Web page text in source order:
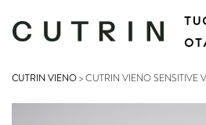
CUTRIN VIENO>CUTRIN VIENO SENSITIVE